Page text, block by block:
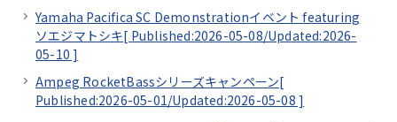
Yamaha Pacifica SC Demonstrationイベント featuring
ソエジマトシキ[ Published:2026-05-08/Updated:2026-
05-10 ]
Ampeg RocketBassシリーズキャンペーン[
Published:2026-05-01/Updated:2026-05-08 ]